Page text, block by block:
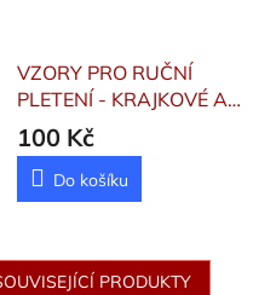
VZORY PRO RUČNÍ
PLETENÍ - KRAJKOVÉ A
IRSKÉ VZORY A VZORY
PLETENÉ RŮZNÝMI
TECHNIKAMI
Zdenka
100 Kč
Do košíku
PRODUKTY